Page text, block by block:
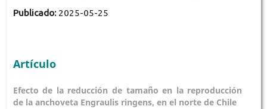
Publicado: 2025-05-25
Artículo
Efecto de la reducción de tamaño en la reproducción
de la anchoveta Engraulis ringens, en el norte de Chile